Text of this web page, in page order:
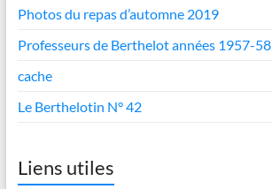
Photos du repas d’automne 2019
Professeurs de Berthelot années 1957-58
cache
Le Berthelotin N° 42
Liens utiles